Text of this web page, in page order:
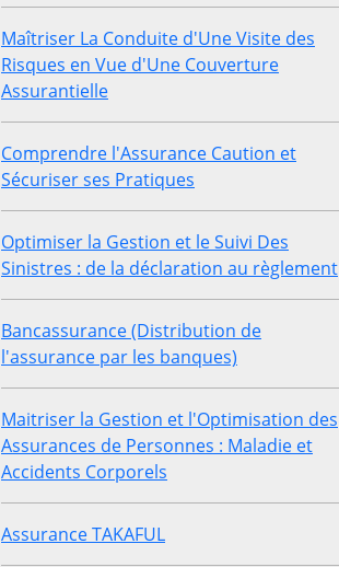
Maîtriser La Conduite d'Une Visite des
Risques en Vue d'Une Couverture
Assurantielle
Comprendre l'Assurance Caution et
Sécuriser ses Pratiques
Optimiser la Gestion et le Suivi Des
Sinistres : de la déclaration au règlement
Bancassurance (Distribution de
l'assurance par les banques)
Maitriser la Gestion et l'Optimisation des
Assurances de Personnes : Maladie et
Accidents Corporels
Assurance TAKAFUL